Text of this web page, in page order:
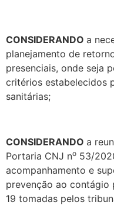
CONSIDERANDO a
planejamento de
presenciais, onde seja
critérios estabelecidos
sanitárias;
CONSIDERANDO a
Portaria CNJ no 53/
acompanhamento e
prevenção ao contágio
19 tomadas pelos